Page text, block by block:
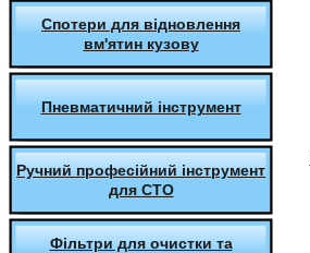
Спотери для відновлення
вм'ятин кузову
Пневматичний інструмент
Ручний професійний інструмент
для СТО
Фільтри для очистки та